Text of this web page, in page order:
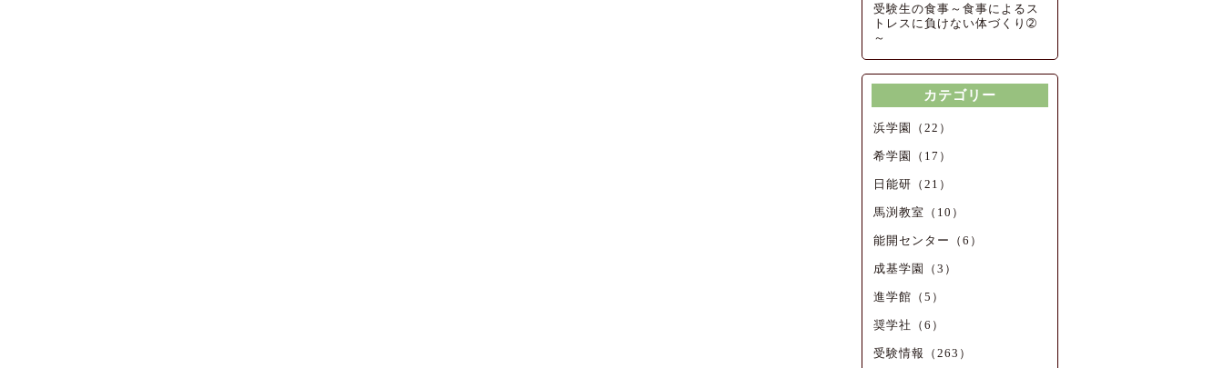
受験生の食事～食事によるス
トレスに負けない体づくり➁
～
カテゴリー
浜学園（22）
希学園（17）
日能研（21）
馬渕教室（10）
能開センター（6）
成基学園（3）
進学館（5）
奨学社（6）
受験情報（263）